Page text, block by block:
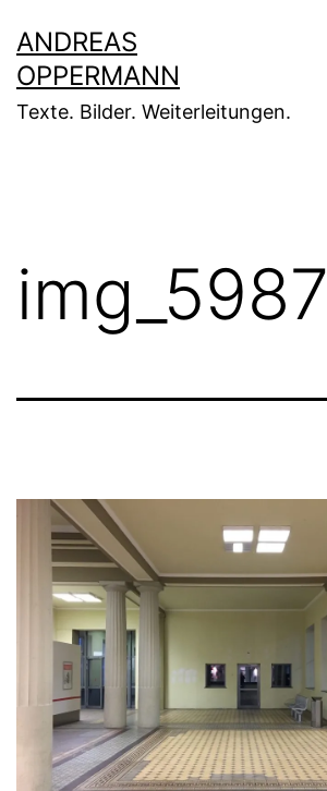
Inhalt
springen
ANDREAS
OPPERMANN
Texte. Bilder. Weiterleitungen.
img_5987